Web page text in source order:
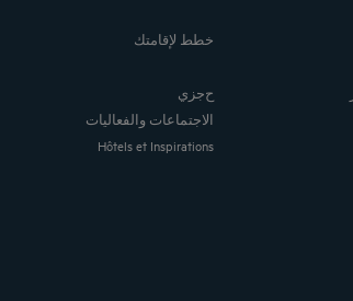
خطط لإقامتك
حجزي
الاجتماعات والفعاليات
Hôtels et Inspirations